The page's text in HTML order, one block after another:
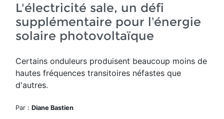
L'électricité sale, un défi
supplémentaire pour l’énergie
solaire photovoltaïque
Certains onduleurs produisent beaucoup moins de
hautes fréquences transitoires néfastes que
d'autres.
Par : Diane Bastien